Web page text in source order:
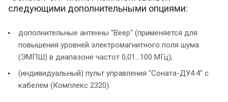
следующими дополнительными опциями:
дополнительные антенны "Веер" (применяется для
повышения уровней электромагнитного поля шума
(ЭМПШ) в диапазоне частот 0,01…100 МГц);
(индивидуальный) пульт управления "Соната-ДУ4.4" с
кабелем (Комплекс 2320).